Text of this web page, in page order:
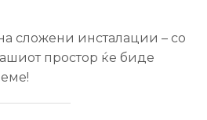
сложени инсталации – со
простор ќе биде